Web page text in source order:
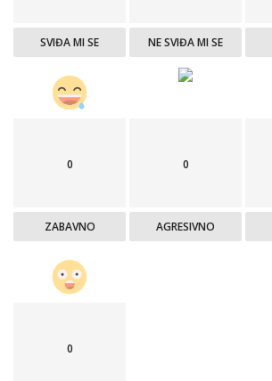
SVIĐA MI SE NE SVIĐA MI SE
0
ZABAVNO
0
AGRESIVNO
0